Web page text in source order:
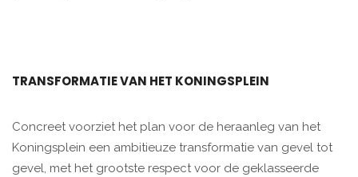
TRANSFORMATIE VAN HET KONINGSPLEIN
Concreet voorziet het plan voor de heraanleg van het
Koningsplein een ambitieuze transformatie van gevel tot
gevel, met het grootste respect voor de geklasseerde